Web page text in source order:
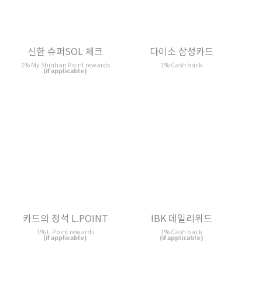
카드의 정석 L.POINT
1% L.Point rewards
(if applicable)
IBK 데일리위드
1% Cash back
신한카드 4Tune 체크
1% My Shinhan Point rewards
(if applicable)
1st TRIPLE 카드
1% J Money rewards